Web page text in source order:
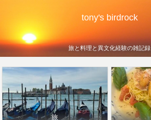
tony's birdrock
旅と料理と異文化経験の雑記録
旅